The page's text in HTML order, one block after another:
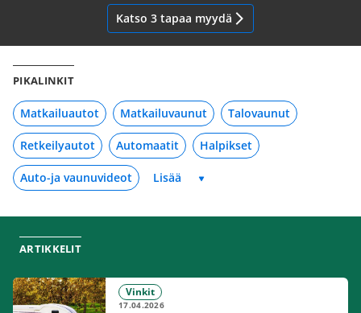
Katso 3 tapaa myydä
PIKALINKIT
Matkailuautot Matkailuvaunut Talovaunut
Retkeilyautot Automaatit Halpikset
Auto-ja vaunuvideot
ARTIKKELIT
Vinkit
17.04.2026